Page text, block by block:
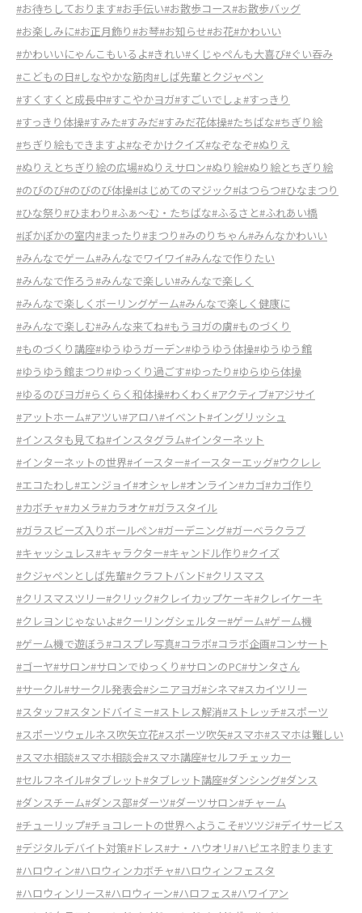
#お待ちしております#お手伝い#お散歩コース#お散歩バッグ
#お楽しみに#お正月飾り#お琴#お知らせ#お花#かわいい
#かわいいにゃんこもいるよ#きれい#くじゃぺんも大喜び#ぐい吞み
#こどもの日#しなやかな筋肉#しば先輩とクジャペン
#すくすくと成長中#すこやかヨガ#すごいでしょ#すっきり
#すっきり体操#すみた#すみだ#すみだ花体操#たちばな#ちぎり絵
#ちぎり絵もできますよ#なぞかけクイズ#なぞなぞ#ぬりえ
#ぬりえとちぎり絵の広場#ぬりえサロン#ぬり絵#ぬり絵とちぎり絵
#のびのび#のびのび体操#はじめてのマジック#はつらつ#ひなまつり
#ひな祭り#ひまわり#ふぁ～む・たちばな#ふるさと#ふれあい橋
#ぽかぽかの室内#まったり#まつり#みのりちゃん#みんなかわいい
#みんなでゲーム#みんなでワイワイ#みんなで作りたい
#みんなで作ろう#みんなで楽しい#みんなで楽しく
#みんなで楽しくボーリングゲーム#みんなで楽しく健康に
#みんなで楽しむ#みんな来てね#もうヨガの虜#ものづくり
#ものづくり講座#ゆうゆうガーデン#ゆうゆう体操#ゆうゆう館
#ゆうゆう館まつり#ゆっくり過ごす#ゆったり#ゆらゆら体操
#ゆるのびヨガ#らくらく和体操#わくわく #アクティブ#アジサイ
#アットホーム#アツい#アロハ#イベント#イングリッシュ
#インスタも見てね#インスタグラム#インターネット
#インターネットの世界#イースター#イースターエッグ#ウクレレ
#エコたわし#エンジョイ#オシャレ#オンライン#カゴ#カゴ作り
#カボチャ#カメラ#カラオケ#ガラスタイル
#ガラスビーズ入りボールペン#ガーデニング#ガーベラクラブ
#キャッシュレス#キャラクター#キャンドル作り#クイズ
#クジャペンとしば先輩#クラフトバンド#クリスマス
#クリスマスツリー#クリック#クレイカップケーキ#クレイケーキ
#クレヨンじゃないよ#クーリングシェルター#ゲーム#ゲーム機
#ゲーム機で遊ぼう#コスプレ写真#コラボ#コラボ企画#コンサート
#ゴーヤ#サロン#サロンでゆっくり#サロンのPC#サンタさん
#サークル#サークル発表会#シニアヨガ#シネマ#スカイツリー
#スタッフ#スタンドバイミー#ストレス解消#ストレッチ#スポーツ
#スポーツウェルネス吹矢立花#スポーツ吹矢#スマホ#スマホは難しい
#スマホ相談#スマホ相談会#スマホ講座#セルフチェッカー
#セルフネイル#タブレット#タブレット講座#ダンシング#ダンス
#ダンスチーム#ダンス部#ダーツ#ダーツサロン#チャーム
#チューリップ#チョコレートの世界へようこそ#ツツジ#デイサービス
#デジタルデバイト対策#ドレス#ナ・ハウオリ#ハピエネ貯まります
#ハロウィン#ハロウィンカボチャ#ハロウィンフェスタ
#ハロウィンリース#ハロウィーン#ハロフェス#ハワイアン